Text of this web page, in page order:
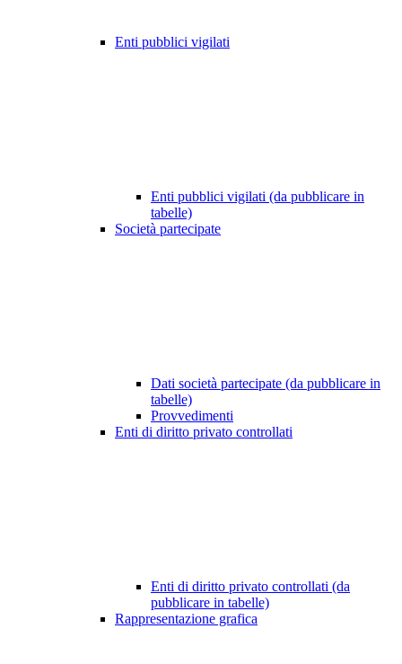
Enti pubblici vigilati
Enti pubblici vigilati (da pubblicare in
tabelle)
Società partecipate
Dati società partecipate (da pubblicare in
tabelle)
Provvedimenti
Enti di diritto privato controllati
Enti di diritto privato controllati (da
pubblicare in tabelle)
Rappresentazione grafica